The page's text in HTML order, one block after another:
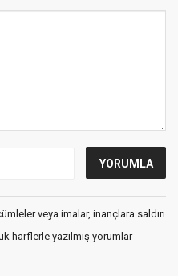
veya imalar, inançlara saldırı
harflerle yazılmış yorumlar